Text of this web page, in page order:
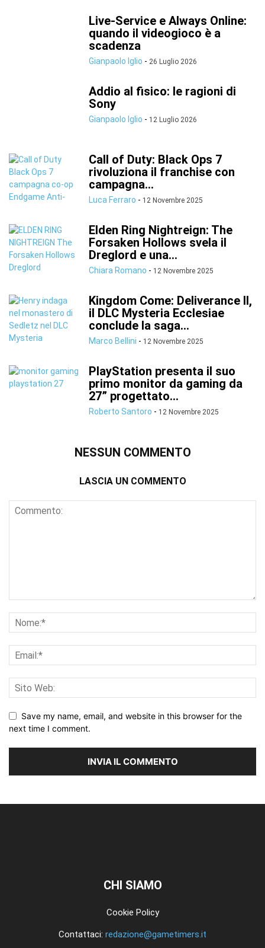
Live-Service e Always Online:
quando il videogioco è a
scadenza
Gianpaolo Iglio - 26 Luglio 2026
Addio al fisico: le ragioni di
Sony
Gianpaolo Iglio - 12 Luglio 2026
Call of Duty: Black Ops 7
rivoluziona il franchise con
campagna...
Luca Ferraro - 12 Novembre 2025
Elden Ring Nightreign: The
Forsaken Hollows svela il
Dreglord e una...
Chiara Romano - 12 Novembre 2025
Kingdom Come: Deliverance II,
il DLC Mysteria Ecclesiae
conclude la saga...
Marco Bellini - 12 Novembre 2025
PlayStation presenta il suo
primo monitor da gaming da
27” progettato...
Roberto Santoro - 12 Novembre 2025
NESSUN COMMENTO
LASCIA UN COMMENTO
Save my name, email, and website in this browser for the
next time I comment.
CHI SIAMO
Cookie Policy
Contattaci: redazione@gametimers.it